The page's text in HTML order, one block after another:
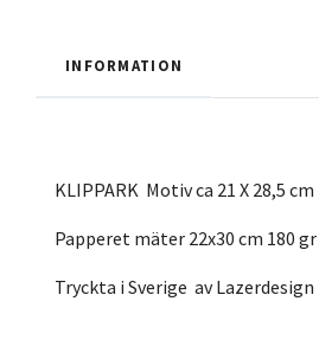
INFORMATION
KLIPPARK Motiv ca 21 X 28,5 cm
Papperet mäter 22x30 cm 180
Tryckta i Sverige av Lazerdesign